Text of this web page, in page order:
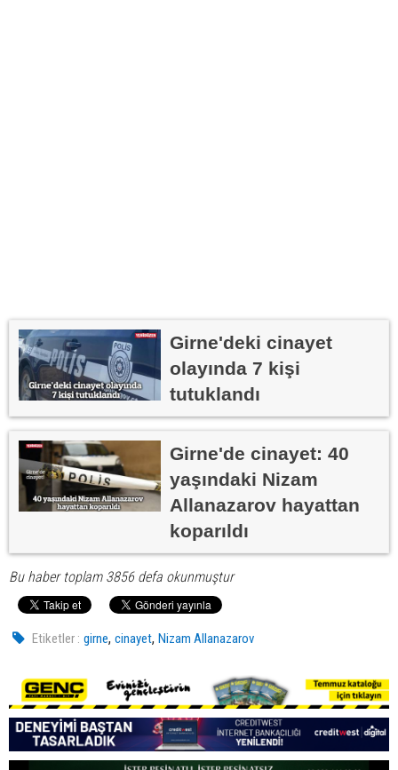
Girne'deki cinayet
olayında 7 kişi
tutuklandı
Girne'de cinayet: 40
yaşındaki Nizam
Allanazarov hayattan
koparıldı
Bu haber toplam 3856 defa okunmuştur
Etiketler : girne,cinayet,Nizam Allanazarov